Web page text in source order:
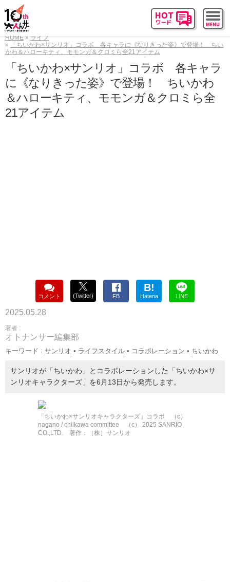
HOME
ライフ
「ちいかわ×サンリオ」コラボ 各キャラに《なりきった姿》で登場！ ちい
かわ＆ハローキティ、モモンガ＆クロミら全21アイテム
「ちいかわ×サンリオ」コラボ 各キャラ
に《なりきった姿》で登場！ ちいかわ
＆ハローキティ、モモンガ＆クロミら全
21アイテム
コメント (Twitter) FB
B!
Hatena LINE
2025.05.28
著者 :
オトナンサー編集部
キーワード : サンリオ • ライフスタイル • コラボレーション • ちいかわ
サンリオが「ちいかわ」とコラボレーションした「ちいかわ×サ
ンリオキャラクターズ」を6月13日から発売します。
「ちいかわ×サンリオキャラクターズ」コラボ （c）
nagano / chiikawa committee （c） 2025 SANRIO
CO.,LTD. 著作：（株）サンリオ